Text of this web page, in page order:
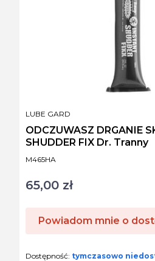
Kod produktu
M465HA
ODCZUWASZ DRGANIE SKRZYNI
SHUDDER FIX Dr. Tranny
PRODUCENT
LUBE GARD
Cena
65,00 zł
Powiadom mnie o
Dostępność: tymczasowo